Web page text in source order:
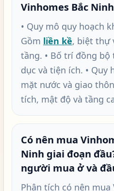
Vinhomes Bắc Ninh
• Quy mô quy hoạch
Gồm liền kề, biệt thự
tầng. • Bố trí đồng
dục và tiện ích. • Quy
mặt nước và giao
tích, mật độ và tầng
Có nên mua
Ninh giai đoạn
người mua ở và
Phân tích có nên mua